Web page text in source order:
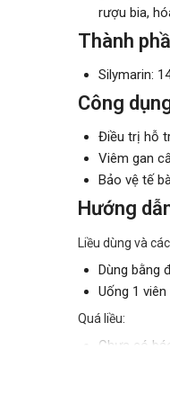
rượu bia,
Thành
Silymarin:
Công
Điều trị hỗ
Viêm gan
Bảo vệ tế
Hướng
Liều dùng và
Dùng bằng
Uống 1
Quá liều:
Chưa có